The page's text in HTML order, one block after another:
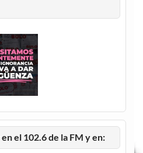
el 102.6 de la FM y en: